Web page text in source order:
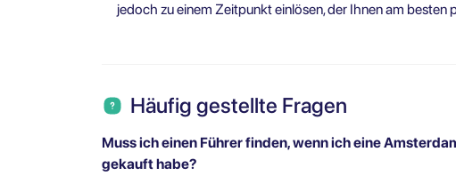
jedoch zu einem Zeitpunkt einlösen, der Ihnen am besten
Häufig gestellte Fragen
Muss ich einen Führer finden, wenn ich eine
gekauft habe?